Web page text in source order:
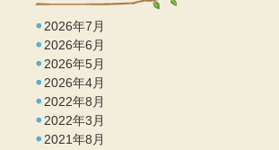
2026年7月
2026年6月
2026年5月
2026年4月
2022年8月
2022年3月
2021年8月